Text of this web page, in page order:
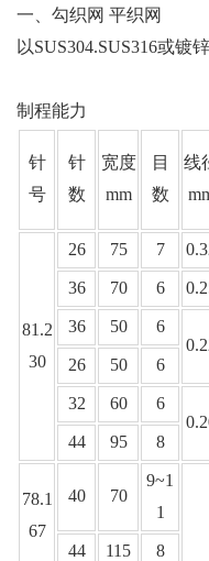
一、勾织网 平织网
以SUS304.SUS316或镀
制程能力
针
号
针
数
宽度
mm
目
数
线
81.2
30
26 75 7
36 70 6
36 50
6
26 50 6
32 60
6
44 95 8
78.1
67
40 70
9~1
1
44 115 8